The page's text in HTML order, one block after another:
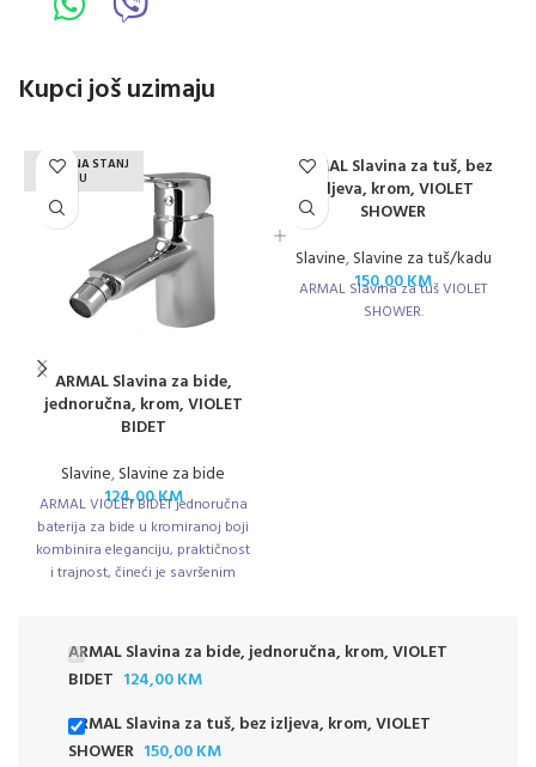
Kupci još uzimaju
NEMA NA STANJ
U
ARMAL Slavina za bide,
jednoručna, krom, VIOLET
BIDET
Slavine,Slavine za bide
124,00KM
ARMAL VIOLET BIDET jednoručna
baterija za bide u kromiranoj boji
kombinira eleganciju, praktičnost
i trajnost, čineći je savršenim
ARMAL Slavina za tuš, bez
izljeva, krom, VIOLET
SHOWER
Slavine,Slavine za tuš/kadu
150,00KM
ARMAL Slavina za tuš VIOLET
SHOWER.
ARMAL Slavina za bide, jednoručna, krom, VIOLET
BIDET 124,00KM
ARMAL Slavina za tuš, bez izljeva, krom, VIOLET
SHOWER 150,00KM